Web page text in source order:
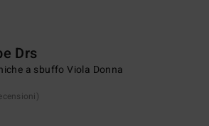
Drs
a sbuffo Viola Donna